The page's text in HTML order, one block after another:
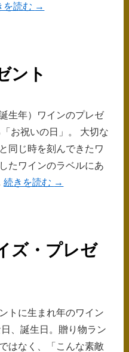
を読む →
ント
生年）ワインのプレゼ
お祝いの日」。 大切な
同じ時を刻んできたワ
たワインのラベルにあ
続きを読む →
ズ・プレゼ
トに生まれ年のワイン
、誕生日。贈り物ラン
はなく、「こんな素敵